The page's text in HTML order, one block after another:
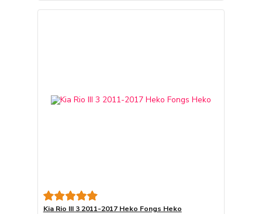
Kia Rio III 3 2011-2017 Heko Fongs Heko